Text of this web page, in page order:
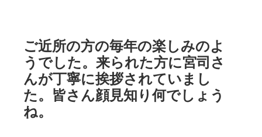
ご近所の方の毎年の楽しみのよ
うでした。来られた方に宮司さ
んが丁寧に挨拶されていまし
た。皆さん顔見知り何でしょう
ね。